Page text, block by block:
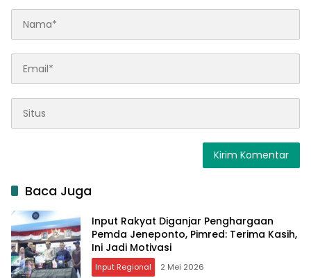
Baca Juga
Input Rakyat Diganjar Penghargaan
Pemda Jeneponto, Pimred: Terima Kasih,
Ini Jadi Motivasi
Input Regional 2 Mei 2026